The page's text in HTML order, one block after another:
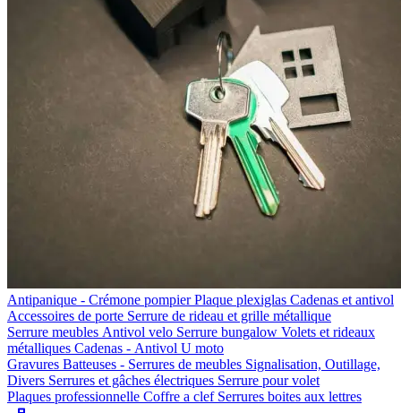
Antipanique - Crémone pompierPlaque plexiglas Cadenas et antivol
Accessoires de porte Serrure de rideau et grille métallique
Serrure meubles Antivol velo Serrure bungalow Volets et rideaux
métalliques Cadenas - Antivol U moto
Gravures Batteuses - Serrures de meubles Signalisation, Outillage,
Divers Serrures et gâches électriques Serrure pour volet
Plaques professionnelle Coffre a clef Serrures boites aux lettres